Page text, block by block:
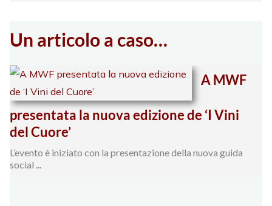
Un articolo a caso…
A MWF
presentata la nuova edizione de ‘I Vini
del Cuore’
L’evento è iniziato con la presentazione della nuova guida
social ...